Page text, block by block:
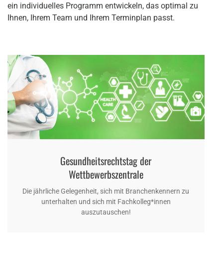
ein individuelles Programm entwickeln, das optimal zu
Ihnen, Ihrem Team und Ihrem Terminplan passt.
Gesundheitsrechtstag der
Wettbewerbszentrale
Die jährliche Gelegenheit, sich mit Branchenkennern zu
unterhalten und sich mit Fachkolleg*innen
auszutauschen!